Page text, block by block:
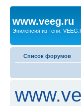
www.veeg.ru
Эпилепсия из тени.
Список форумов